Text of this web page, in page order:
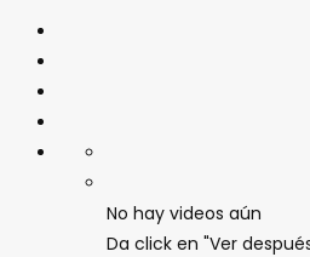
No hay videos aún
Da click en "Ver